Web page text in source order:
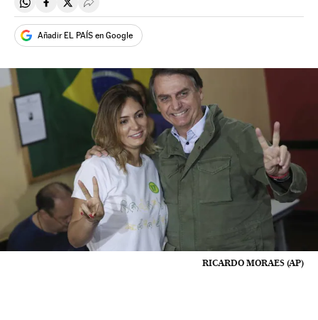
Compartir en Whatsapp
Compartir en Facebook
Compartir en Twitter
Desplegar Redes Sociales
Añadir EL PAÍS en Google
RICARDO MORAES (AP)